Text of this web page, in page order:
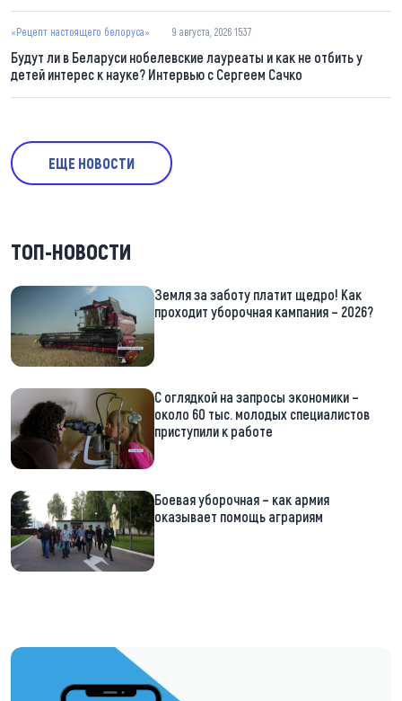
«Рецепт настоящего белоруса» 9 августа, 2026 15:37
Будут ли в Беларуси нобелевские лауреаты и как не отбить у
детей интерес к науке? Интервью с Сергеем Сачко
ЕЩЕ НОВОСТИ
ТОП-НОВОСТИ
Земля за заботу платит щедро! Как
проходит уборочная кампания – 2026?
С оглядкой на запросы экономики –
около 60 тыс. молодых специалистов
приступили к работе
Боевая уборочная – как армия
оказывает помощь аграриям
https://t.me/minskctvby